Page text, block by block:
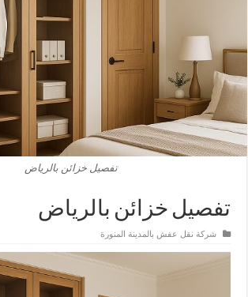
تفصيل خزائن بالرياض
تفصيل خزائن بالرياض
شركة نقل عفش بالمدينة المنورة